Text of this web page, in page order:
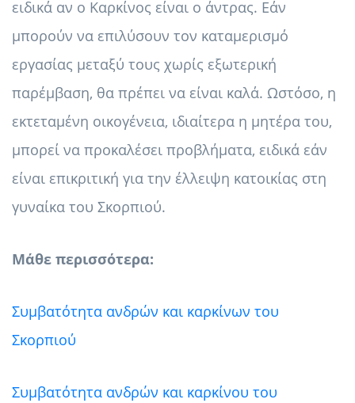
ειδικά αν ο Καρκίνος είναι ο άντρας. Εάν
μπορούν να επιλύσουν τον καταμερισμό
εργασίας μεταξύ τους χωρίς εξωτερική
παρέμβαση, θα πρέπει να είναι καλά. Ωστόσο, η
εκτεταμένη οικογένεια, ιδιαίτερα η μητέρα του,
μπορεί να προκαλέσει προβλήματα, ειδικά εάν
είναι επικριτική για την έλλειψη κατοικίας στη
γυναίκα του Σκορπιού.
Μάθε περισσότερα:
Συμβατότητα ανδρών και καρκίνων του
Σκορπιού
Συμβατότητα ανδρών και καρκίνου του